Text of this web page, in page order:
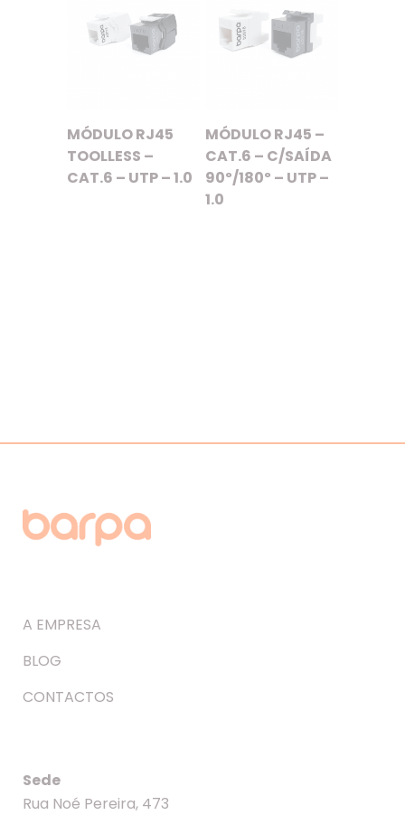
MÓDULO RJ45
TOOLLESS –
CAT.6 – UTP – 1.0
MÓDULO RJ45 –
CAT.6 – C/SAÍDA
90º/180º – UTP –
1.0
A EMPRESA
BLOG
CONTACTOS
Sede
Rua Noé Pereira, 473